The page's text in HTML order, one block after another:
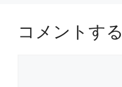
コメントする